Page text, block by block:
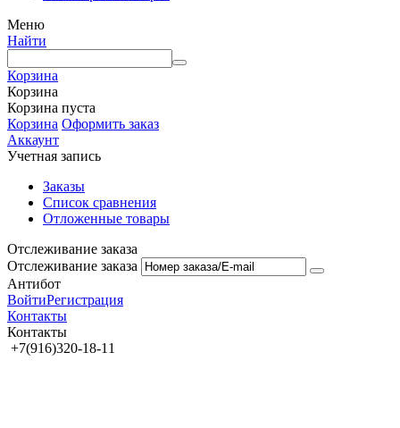
Меню
Найти
Корзина
Корзина
Корзина пуста
Корзина Оформить заказ
Аккаунт
Учетная запись
Заказы
Список сравнения
Отложенные товары
Отслеживание заказа
Отслеживание заказа
Антибот
ВойтиРегистрация
Контакты
Контакты
+7(916)320-18-11